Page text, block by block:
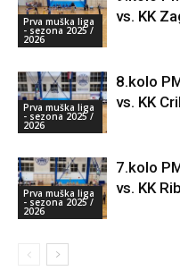
Prva muška liga
- sezona 2025 /
2026
vs. KK
Prva muška liga
- sezona 2025 /
2026
8.kolo
vs. KK
Prva muška liga
- sezona 2025 /
2026
7.kolo
vs. KK